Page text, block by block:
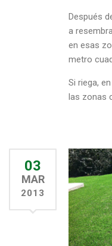
Después
a
en esas
metro
Si riega,
las zonas
03
MAR
2013